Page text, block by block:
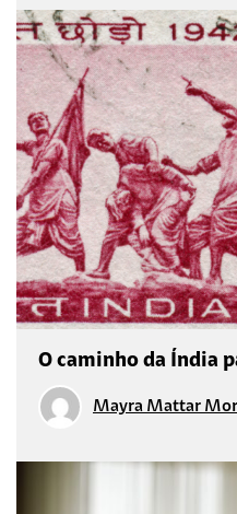
O caminho da Índia
Mayra Mattar